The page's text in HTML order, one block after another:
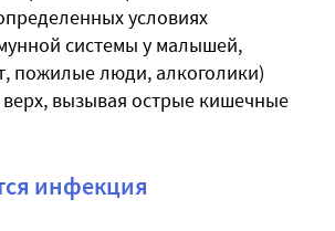
условиях
системы у малышей,
пожилые люди, алкоголики)
верх, вызывая острые кишечные
инфекция